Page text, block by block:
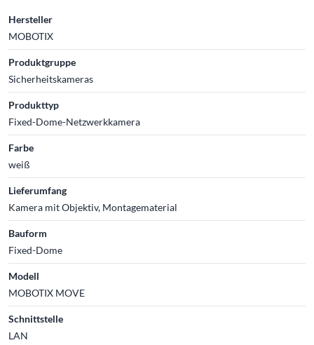
Hersteller
MOBOTIX
Produktgruppe
Sicherheitskameras
Produkttyp
Fixed-Dome-Netzwerkkamera
Farbe
weiß
Lieferumfang
Kamera mit Objektiv, Montagematerial
Bauform
Fixed-Dome
Modell
MOBOTIX MOVE
Schnittstelle
LAN